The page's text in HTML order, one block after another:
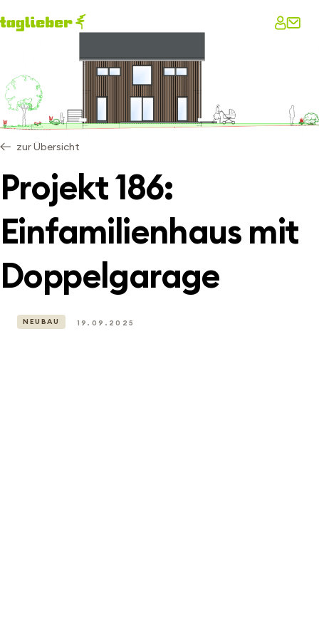
zur Übersicht
Projekt 186:
Einfamilienhaus mit
Doppelgarage
NEUBAU 19.09.2025